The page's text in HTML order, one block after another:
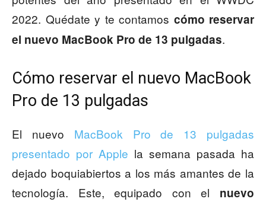
2022. Quédate y te contamos cómo reservar
el nuevo MacBook Pro de 13 pulgadas.
Cómo reservar el nuevo MacBook
Pro de 13 pulgadas
El nuevo MacBook Pro de 13 pulgadas
presentado por Apple la semana pasada ha
dejado boquiabiertos a los más amantes de la
tecnología. Este, equipado con el nuevo